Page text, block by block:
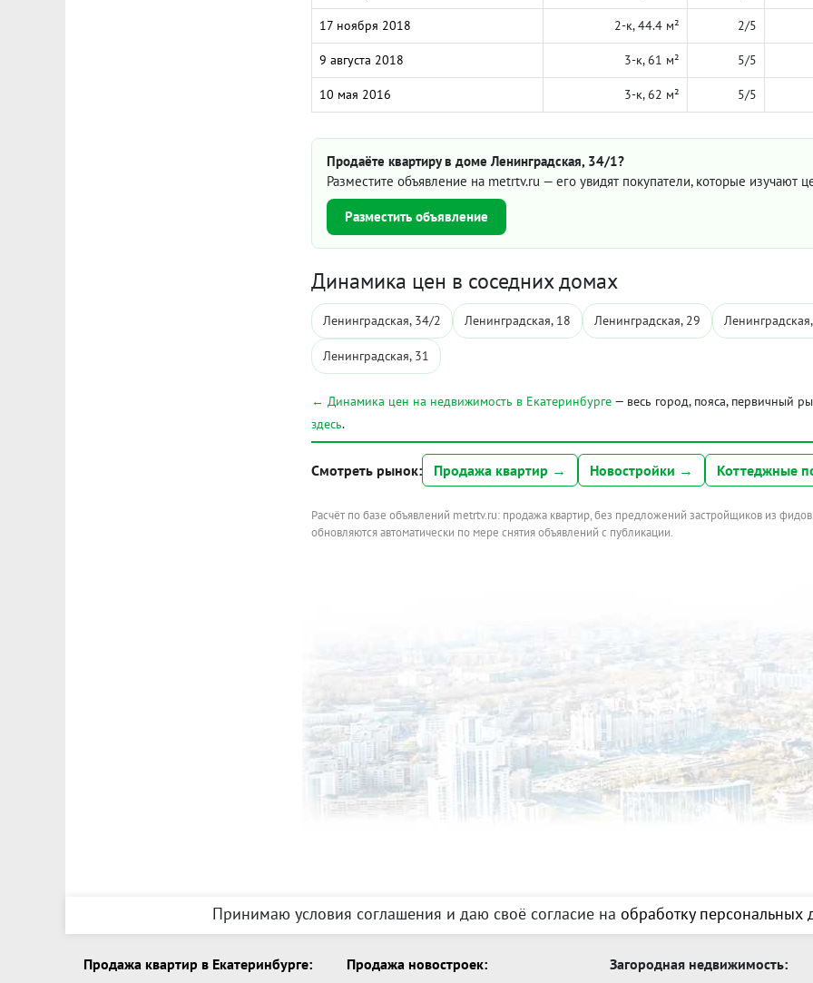
17 ноября 2018 2-к, 44.4 м² 2/5
9 августа 2018 3-к, 61 м² 5/5
10 мая 2016 3-к, 62 м² 5/5
Продаёте квартиру в доме Ленинградская, 34/1?
Разместите объявление на metrtv.ru — его увидят покупатели, которые изучают
Разместить объявление
Динамика цен в соседних домах
Ленинградская, 34/2 Ленинградская, 18 Ленинградская, 29
Ленинградская, 31
← Динамика цен на недвижимость в Екатеринбурге — весь город, пояса, первичный
здесь.
Смотреть рынок: Продажа квартир → Новостройки → Коттеджные
Расчёт по базе объявлений metrtv.ru: продажа квартир, без предложений застройщиков из
обновляются автоматически по мере снятия объявлений с публикации.
Принимаю условия соглашения и даю своё согласие на обработку
Продажа квартир в Екатеринбурге: Продажа новостроек: Загородная недвижимость: